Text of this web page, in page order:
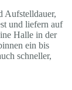
Aufstelldauer,
und liefern auf
Halle in der
ein bis
schneller,